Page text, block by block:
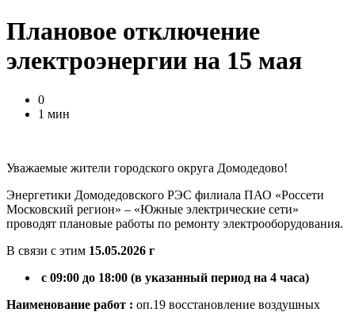
Плановое отключение
электроэнергии на 15 мая
0
1 мин
Уважаемые жители городского округа Домодедово!
Энергетики Домодедовского РЭС филиала ПАО «Россети
Московский регион» – «Южные электрические сети»
проводят плановые работы по ремонту электрооборудования.
В связи с этим 15.05.2026 г
с 09:00 до 18:00 (в указанный период на 4 часа)
Наименование работ : оп.19 восстановление воздушных